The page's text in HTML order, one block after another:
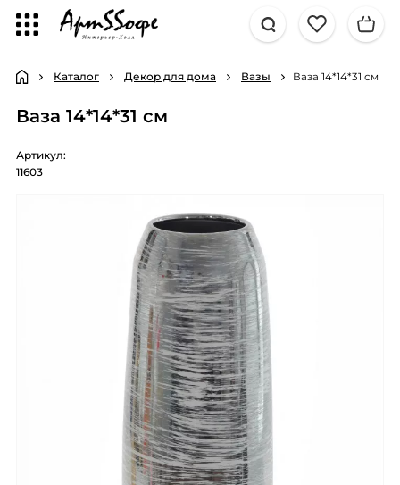
Каталог Декор для дома Вазы Ваза 14*14*31 см
Ваза 14*14*31 см
Артикул:
11603